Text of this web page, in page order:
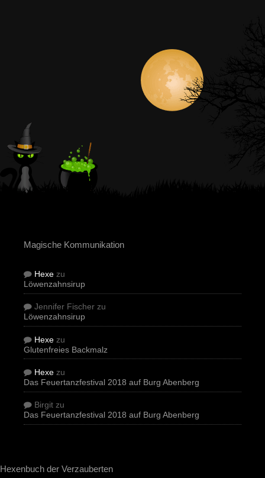
Magische Kommunikation
Hexe zu
Löwenzahnsirup
Jennifer Fischer zu
Löwenzahnsirup
Hexe zu
Glutenfreies Backmalz
Hexe zu
Das Feuertanzfestival 2018 auf Burg Abenberg
Birgit zu
Das Feuertanzfestival 2018 auf Burg Abenberg
Hexenbuch der Verzauberten